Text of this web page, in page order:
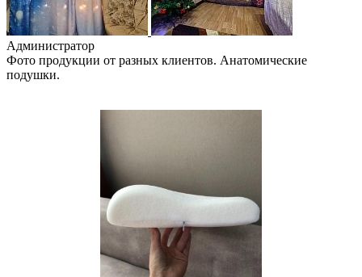
Администратор
Фото продукции от разных клиентов. Анатомические
подушки.